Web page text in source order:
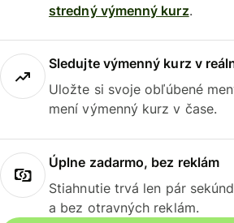
stredný výmenný kurz.
Sledujte výmenný kurz v
Uložte si svoje obľúbené
mení výmenný kurz v čase.
Úplne zadarmo, bez reklám
Stiahnutie trvá len pár
a bez otravných reklám.